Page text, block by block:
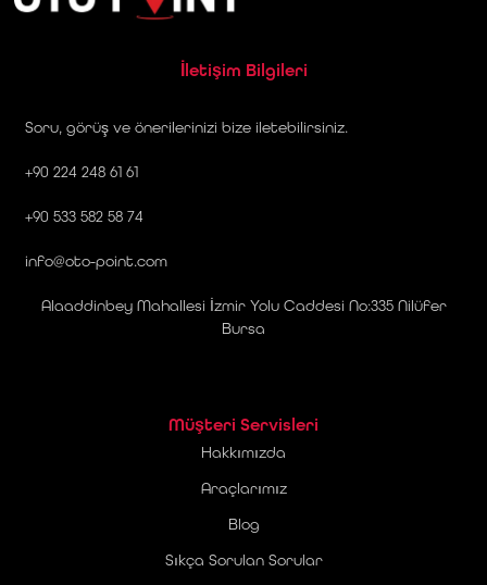
İletişim Bilgileri
Soru, görüş ve önerilerinizi bize iletebilirsiniz.
+90 224 248 61 61
+90 533 582 58 74
info@oto-point.com
Alaaddinbey Mahallesi İzmir Yolu Caddesi No:335 Nilüfer
Bursa
Müşteri Servisleri
Hakkımızda
Araçlarımız
Blog
Sıkça Sorulan Sorular